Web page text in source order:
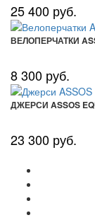
25 400 руб.
ВЕЛОПЕРЧАТКИ
8 300 руб.
ДЖЕРСИ ASSOS
23 300 руб.